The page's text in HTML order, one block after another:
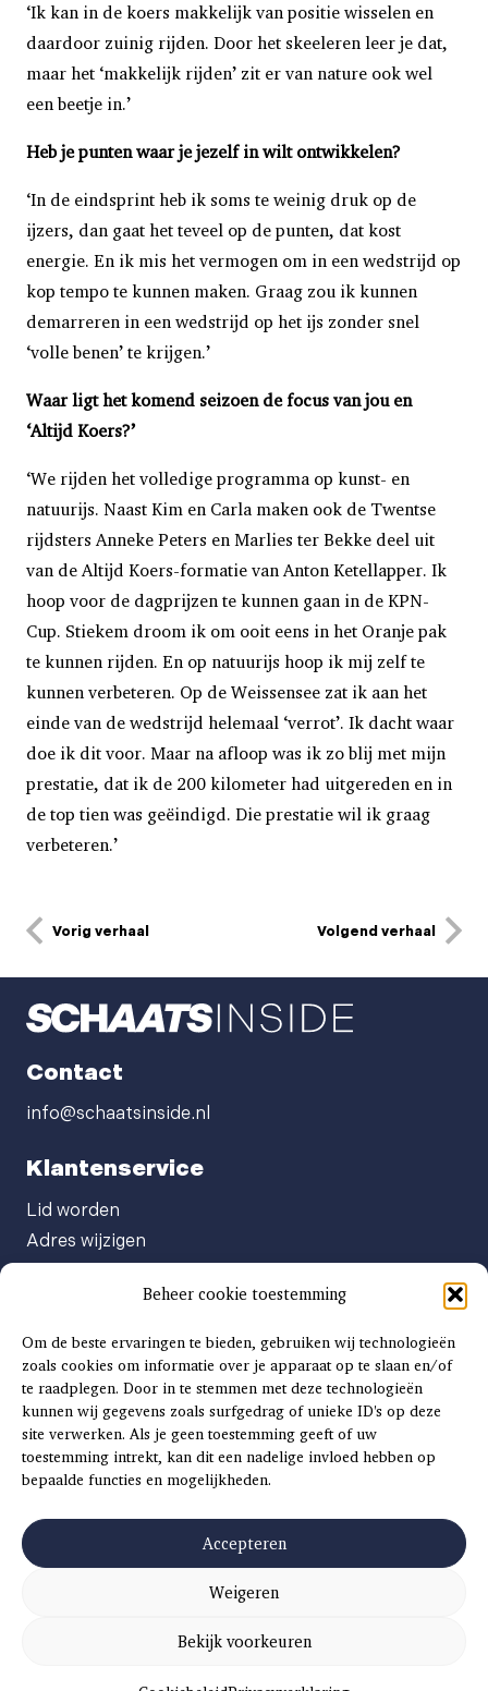
Beheer cookie toestemming
Om de beste ervaringen te bieden, gebruiken wij technologieën
zoals cookies om informatie over je apparaat op te slaan en/of
te raadplegen. Door in te stemmen met deze technologieën
kunnen wij gegevens zoals surfgedrag of unieke ID's op deze
site verwerken. Als je geen toestemming geeft of uw
toestemming intrekt, kan dit een nadelige invloed hebben op
bepaalde functies en mogelijkheden.
Accepteren
Weigeren
Bekijk voorkeuren
‘Ik kan in de koers makkelijk van positie wisselen en
daardoor zuinig rijden. Door het skeeleren leer je dat,
maar het ‘makkelijk rijden’ zit er van nature ook wel
een beetje in.’
Heb je punten waar je jezelf in wilt ontwikkelen?
‘In de eindsprint heb ik soms te weinig druk op de
ijzers, dan gaat het teveel op de punten, dat kost
energie. En ik mis het vermogen om in een wedstrijd op
kop tempo te kunnen maken. Graag zou ik kunnen
demarreren in een wedstrijd op het ijs zonder snel
‘volle benen’ te krijgen.’
Waar ligt het komend seizoen de focus van jou en
‘Altijd Koers?’
‘We rijden het volledige programma op kunst- en
natuurijs. Naast Kim en Carla maken ook de Twentse
rijdsters Anneke Peters en Marlies ter Bekke deel uit
van de Altijd Koers-formatie van Anton Ketellapper. Ik
hoop voor de dagprijzen te kunnen gaan in de KPN-
Cup. Stiekem droom ik om ooit eens in het Oranje pak
te kunnen rijden. En op natuurijs hoop ik mij zelf te
kunnen verbeteren. Op de Weissensee zat ik aan het
einde van de wedstrijd helemaal ‘verrot’. Ik dacht waar
doe ik dit voor. Maar na afloop was ik zo blij met mijn
prestatie, dat ik de 200 kilometer had uitgereden en in
de top tien was geëindigd. Die prestatie wil ik graag
verbeteren.’
Vorig verhaal Volgend verhaal
Contact
info@schaatsinside.nl
Klantenservice
Lid worden
Adres wijzigen
Abonnement opzeggen
Afgeven automatische incasso
Factuur betalen
Klachtenformulier
Overige vragen
Adverteren
Advertentie Tariefkaart 2025
SITEMAP|ALGEMENE VOORWAARDEN
PRIVACYVERKLARING